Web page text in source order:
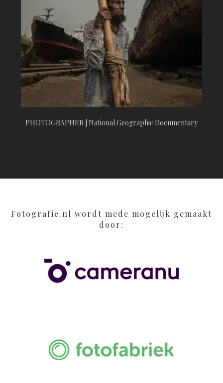
PHOTOGRAPHER | National Geographic Documentary
Fotografie.nl wordt mede mogelijk gemaakt
door: